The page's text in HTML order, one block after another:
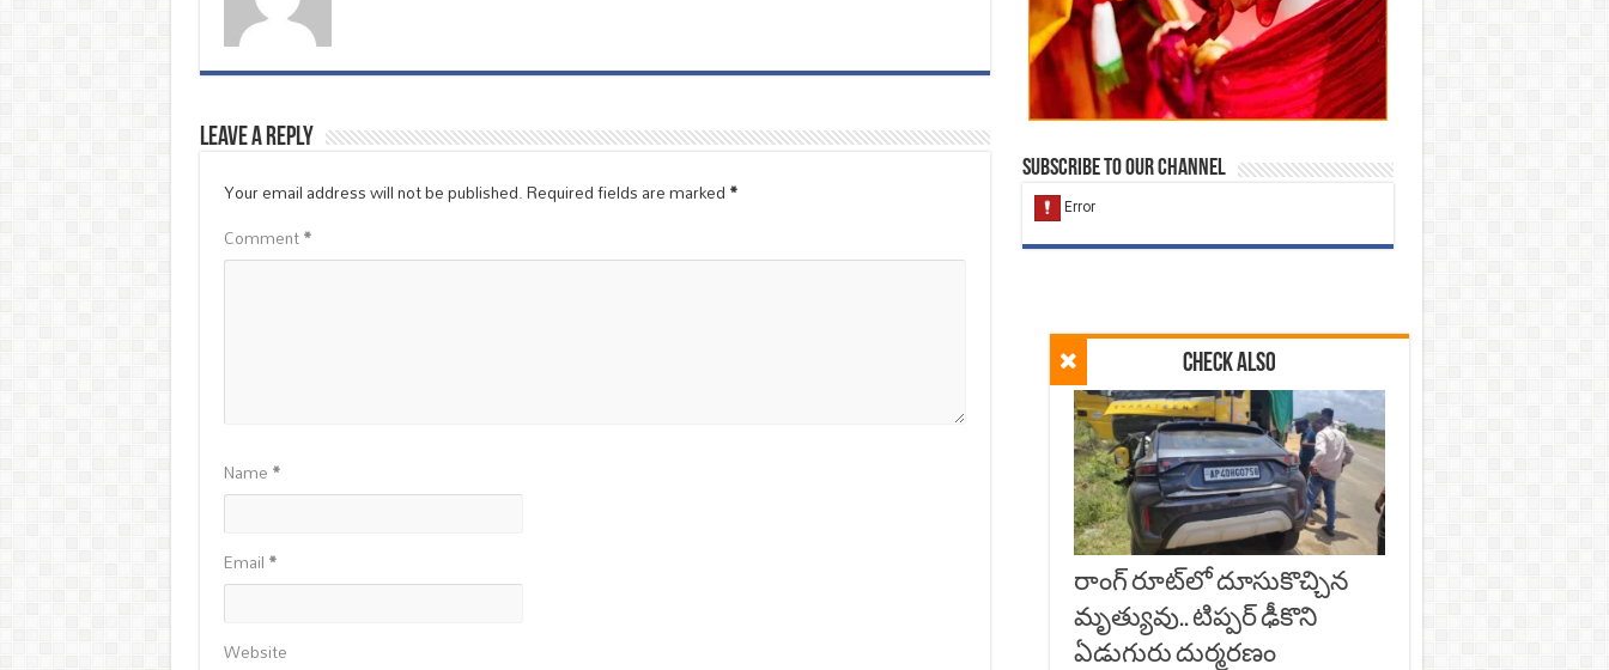
Check Also
రాంగ్ రూట్‌లో దూసుకొచ్చిన
మృత్యువు.. టిప్పర్ ఢీకొని
ఏడుగురు దుర్మరణం
Leave a Reply
Your email address will not be published.Required fields are marked*
Comment*
Name*
Email*
Website
Subscribe to our Channel